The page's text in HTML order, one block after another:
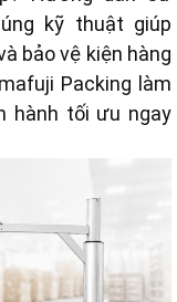
kỹ thuật giúp
bảo vệ kiện hàng
Packing làm
hành tối ưu ngay